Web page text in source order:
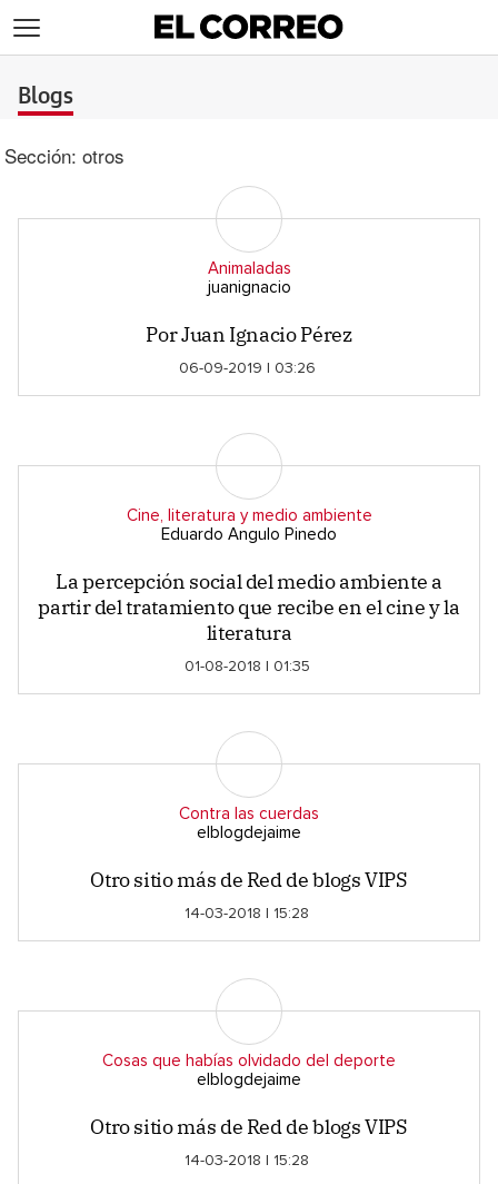
Blogs
Sección: otros
Animaladas
juanignacio
Por Juan Ignacio Pérez
06-09-2019 | 03:26
Cine, literatura y medio ambiente
Eduardo Angulo Pinedo
La percepción social del medio ambiente a
partir del tratamiento que recibe en el cine y la
literatura
01-08-2018 | 01:35
Contra las cuerdas
elblogdejaime
Otro sitio más de Red de blogs VIPS
14-03-2018 | 15:28
Cosas que habías olvidado del deporte
elblogdejaime
Otro sitio más de Red de blogs VIPS
14-03-2018 | 15:28